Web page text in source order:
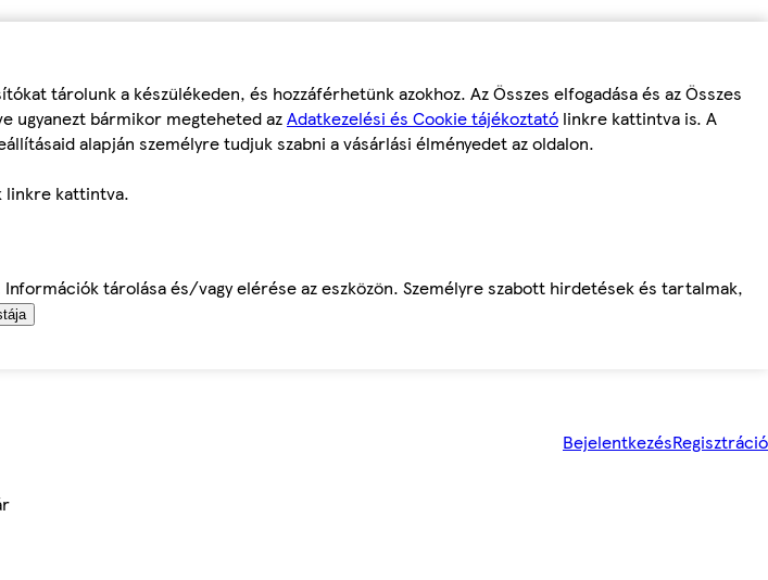
tárolunk a készülékeden, és hozzáférhetünk azokhoz. Az Összes elfogadása és az Összes
ugyanezt bármikor megteheted azAdatkezelési és Cookie tájékoztató linkre kattintva is. A
alapján személyre tudjuk szabni a vásárlási élményedet az oldalon.
linkre kattintva.
tárolása és/vagy elérése az eszközön. Személyre szabott hirdetések és tartalmak,
BejelentkezésRegisztráció